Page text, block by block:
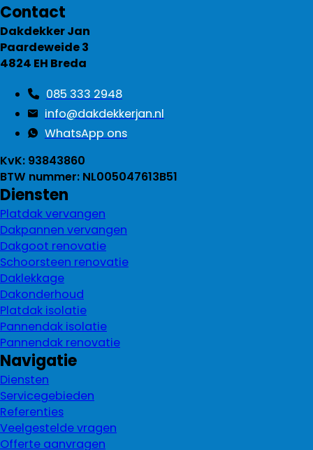
Contact
Dakdekker Jan
Paardeweide 3
4824 EH Breda
085 333 2948
info@dakdekkerjan.nl
WhatsApp ons
KvK: 93843860
BTW nummer: NL005047613B51
Diensten
Platdak vervangen
Dakpannen vervangen
Dakgoot renovatie
Schoorsteen renovatie
Daklekkage
Dakonderhoud
Platdak isolatie
Pannendak isolatie
Pannendak renovatie
Navigatie
Diensten
Servicegebieden
Referenties
Veelgestelde vragen
Offerte aanvragen